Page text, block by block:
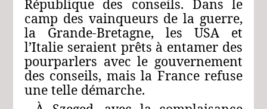
République des conseils. Dans le
camp des vainqueurs de la guerre,
la Grande-Bretagne, les USA et
l’Italie seraient prêts à entamer des
pourparlers avec le gouvernement
des conseils, mais la France refuse
une telle démarche.